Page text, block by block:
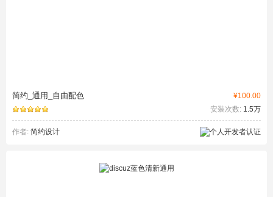
¥100.00
简约_通用_自由配色
安装次数: 1.5万
作者: 简约设计